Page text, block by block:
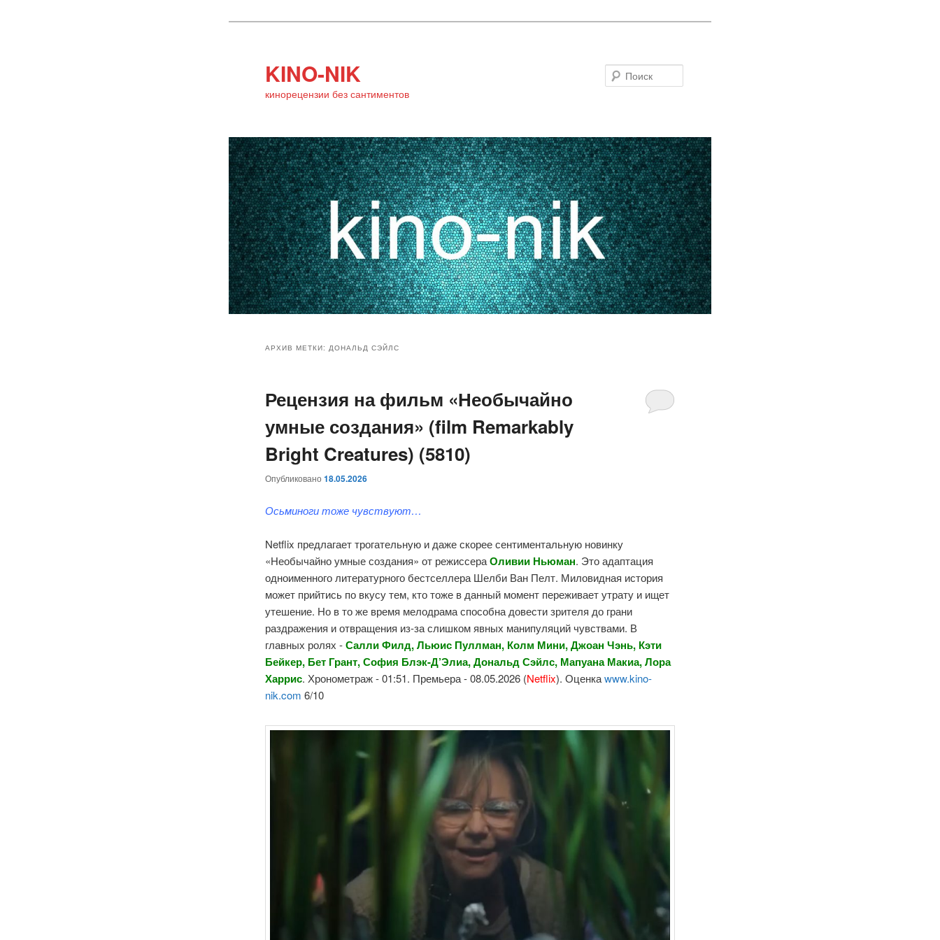
KINO-NIK
кинорецензии без сантиментов
основному
содержимому
дополнительному
содержимому
АРХИВ МЕТКИ: ДОНАЛЬД СЭЙЛС
Рецензия на фильм «Необычайно
умные создания» (film Remarkably
Bright Creatures) (5810)
Опубликовано18.05.2026
Осьминоги тоже чувствуют…
Netflix предлагает трогательную и даже скорее сентиментальную новинку
«Необычайно умные создания» от режиссераОливии Ньюман. Это адаптация
одноименного литературного бестселлера Шелби Ван Пелт. Миловидная история
может прийтись по вкусу тем, кто тоже в данный момент переживает утрату и ищет
утешение. Но в то же время мелодрама способна довести зрителя до грани
раздражения и отвращения из-за слишком явных манипуляций чувствами. В
главных ролях -Салли Филд, Льюис Пуллман, Колм Мини, Джоан Чэнь, Кэти
Бейкер, Бет Грант, София Блэк-Д’Элиа, Дональд Сэйлс, Мапуана Макиа, Лора
Харрис. Хронометраж - 01:51. Премьера - 08.05.2026 (Netflix). Оценкаwww.kino-
nik.com 6/10